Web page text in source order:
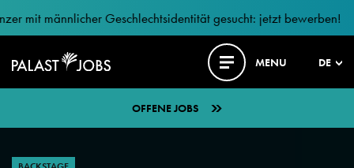
männlicher Geschlechtsidentität gesucht: jetzt bewerben!
MENU DE
OFFENE JOBS